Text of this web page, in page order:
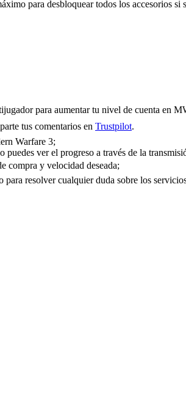
para desbloquear todos los accesorios si
para aumentar tu nivel de cuenta en
tus comentarios en Trustpilot.
Warfare 3;
puedes ver el progreso a través de la
compra y velocidad deseada;
resolver cualquier duda sobre los